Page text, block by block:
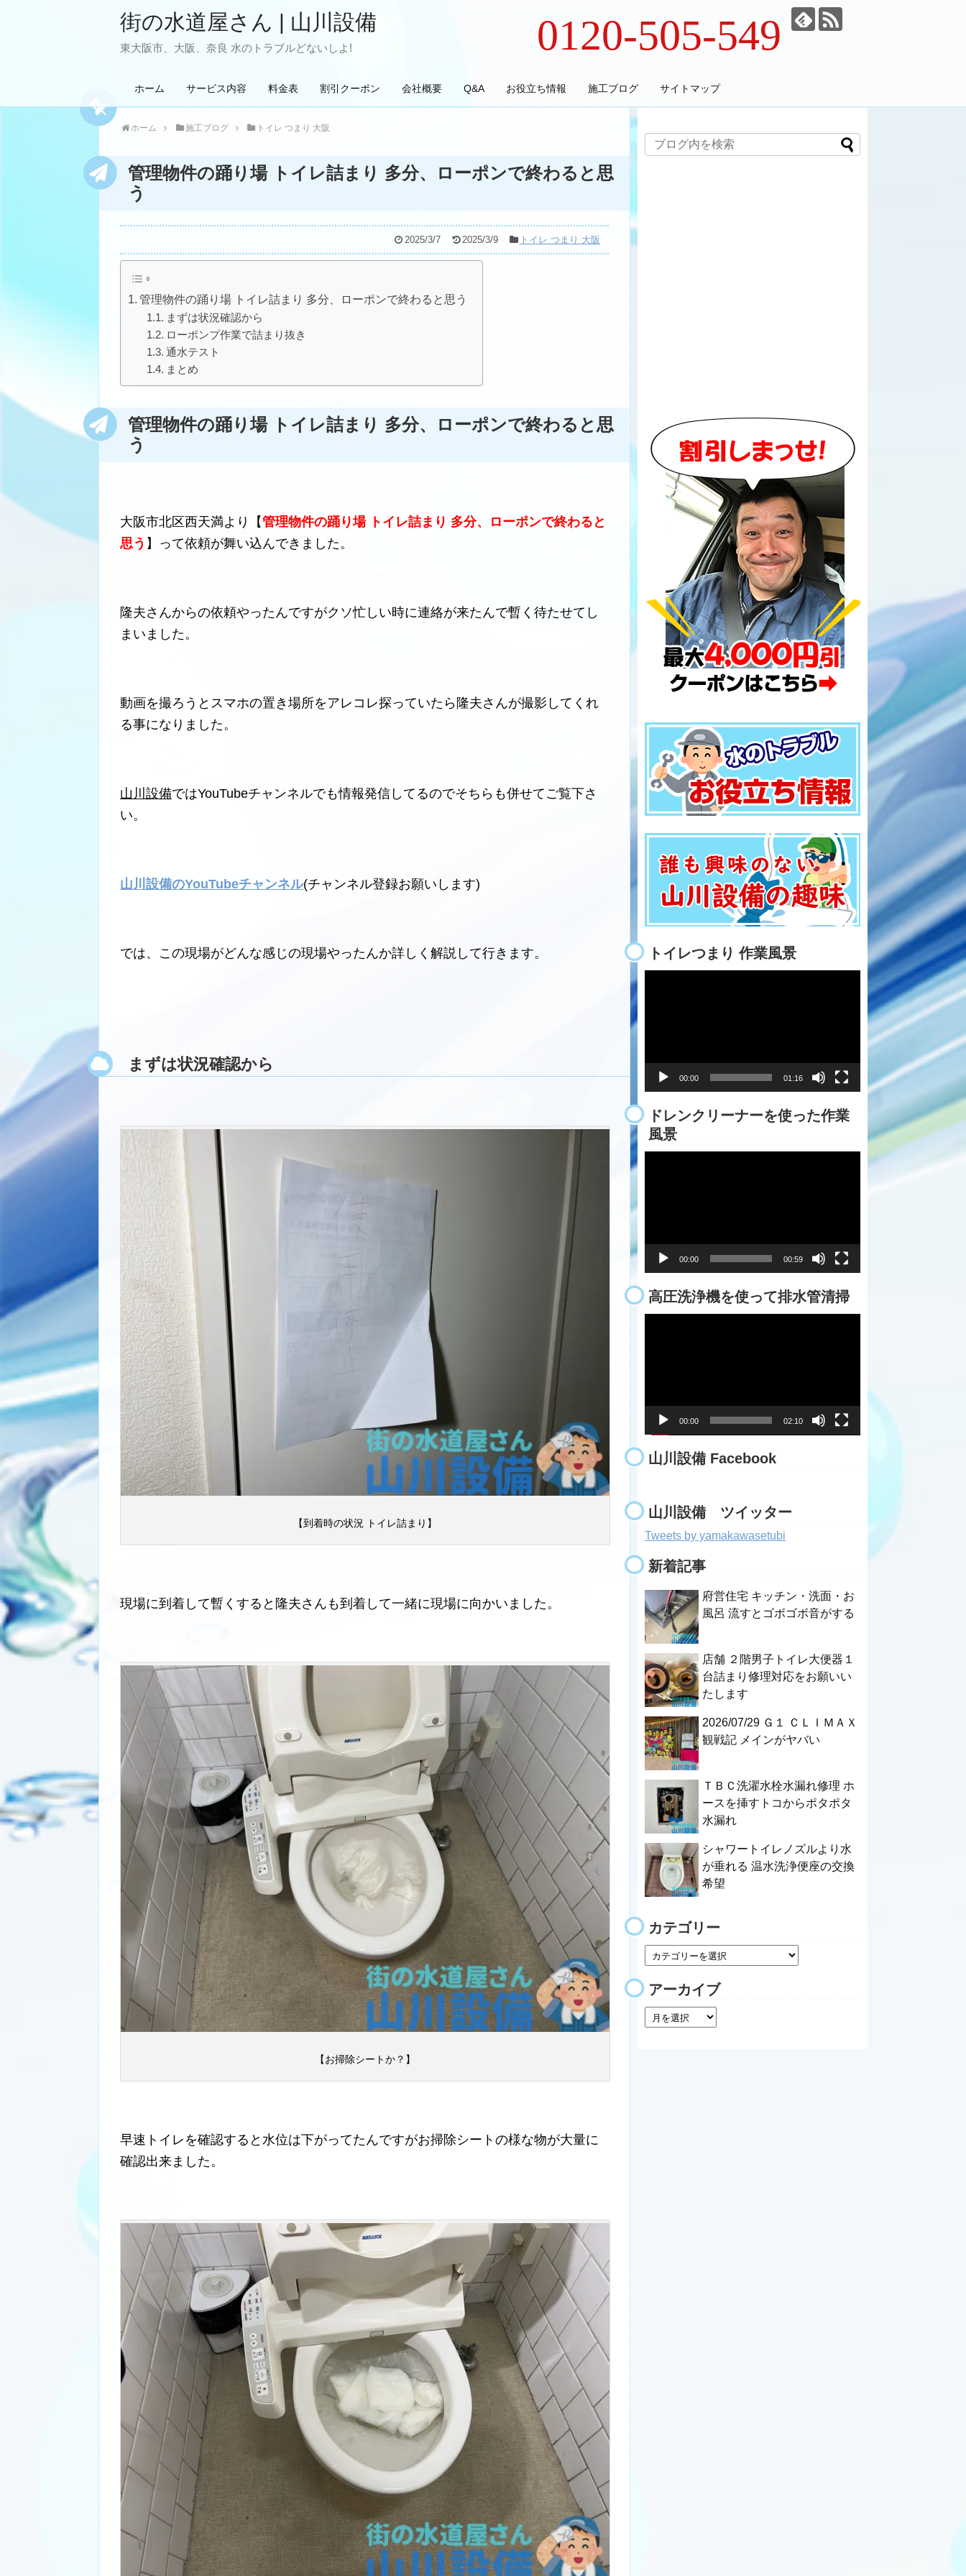
街の水道屋さん | 山川設備
東大阪市、大阪、奈良 水のトラブルどないしよ! 0120-505-549
ホーム サービス内容 料金表 割引クーポン 会社概要 Q&A お役立ち情報 施工ブログ サイトマップ
ホーム 施工ブログ トイレ つまり 大阪
管理物件の踊り場 トイレ詰まり 多分、ローポンで終わると思
う
2025/3/7 2025/3/9 トイレ つまり 大阪
管理物件の踊り場 トイレ詰まり 多分、ローポンで終わると思う
まずは状況確認から
ローポンプ作業で詰まり抜き
通水テスト
まとめ
管理物件の踊り場 トイレ詰まり 多分、ローポンで終わると思
う
大阪市北区西天満より【管理物件の踊り場 トイレ詰まり 多分、ローポンで終わると
思う 】って依頼が舞い込んできました。
隆夫さんからの依頼やったんですがクソ忙しい時に連絡が来たんで暫く待たせてし
まいました。
動画を撮ろうとスマホの置き場所をアレコレ探っていたら隆夫さんが撮影してくれ
る事になりました。
山川設備ではYouTubeチャンネルでも情報発信してるのでそちらも併せてご覧下さ
い。
山川設備のYouTubeチャンネル(チャンネル登録お願いします)
では、この現場がどんな感じの現場やったんか詳しく解説して行きます。
まずは状況確認から
【到着時の状況 トイレ詰まり】
現場に到着して暫くすると隆夫さんも到着して一緒に現場に向かいました。
【お掃除シートか？】
早速トイレを確認すると水位は下がってたんですがお掃除シートの様な物が大量に
確認出来ました。
トイレつまり 作業風景
ー
00:00 01:16
ドレンクリーナーを使った作業
風景
ー
00:00 00:59
高圧洗浄機を使って排水管清掃
00:00 02:10
山川設備 Facebook
山川設備 ツイッター
Tweets by yamakawasetubi
新着記事
府営住宅 キッチン・洗面・お
風呂 流すとゴボゴボ音がする
店舗 ２階男子トイレ大便器１
台詰まり修理対応をお願いい
たします
2026/07/29 Ｇ１ ＣＬＩＭＡＸ
観戦記 メインがヤバい
ＴＢＣ洗濯水栓水漏れ修理 ホ
ースを挿すトコからポタポタ
水漏れ
シャワートイレノズルより水
が垂れる 温水洗浄便座の交換
希望
カテゴリー
アーカイブ